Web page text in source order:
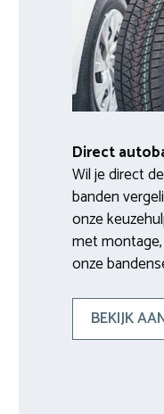
Direct
Wil je direct
banden
onze
met
onze
BEKIJK